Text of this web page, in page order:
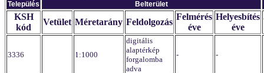
Település Belterület
KSH
kód
Vetület Méretarány Feldolgozás
Felmérés
éve
Helyesbítés
éve
3336 1:1000
digitális
alaptérkép
forgalomba
adva
- -